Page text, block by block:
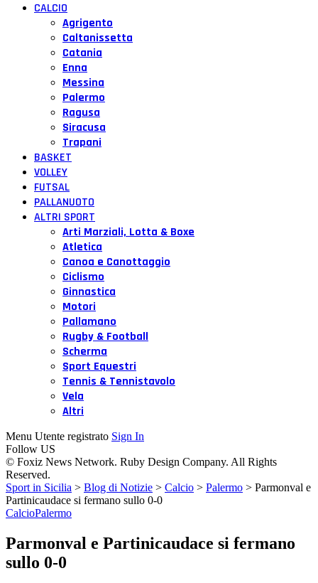
CALCIO
Agrigento
Caltanissetta
Catania
Enna
Messina
Palermo
Ragusa
Siracusa
Trapani
BASKET
VOLLEY
FUTSAL
PALLANUOTO
ALTRI SPORT
Arti Marziali, Lotta & Boxe
Atletica
Canoa e Canottaggio
Ciclismo
Ginnastica
Motori
Pallamano
Rugby & Football
Scherma
Sport Equestri
Tennis & Tennistavolo
Vela
Altri
Menu Utente registrato Sign In
Follow US
© Foxiz News Network. Ruby Design Company. All Rights
Reserved.
Sport in Sicilia > Blog di Notizie > Calcio > Palermo > Parmonval e
Partinicaudace si fermano sullo 0-0
CalcioPalermo
Parmonval e Partinicaudace si fermano
sullo 0-0